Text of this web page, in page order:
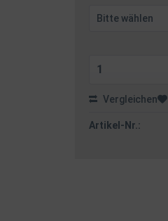
Vergleichen
Artikel-Nr.: